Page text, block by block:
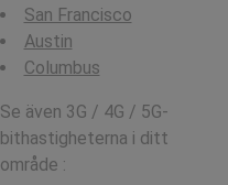
San Francisco
Austin
Columbus
Se även 3G / 4G / 5G-
bithastigheterna i ditt
område :